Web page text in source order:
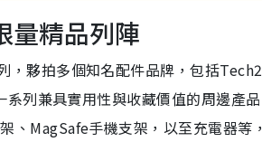
量精品列陣
，夥拍多個知名配件品牌，包括
列兼具實用性與收藏價值的周邊產
、MagSafe手機支架，以至充電器等